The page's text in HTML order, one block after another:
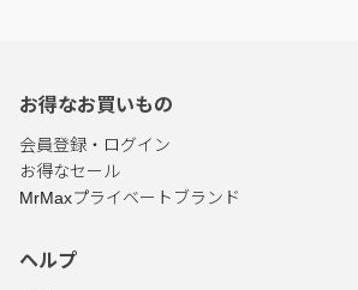
お得なお買いもの
会員登録・ログイン
お得なセール
MrMaxプライベートブランド
ヘルプ